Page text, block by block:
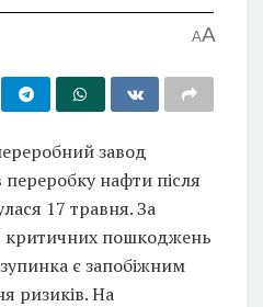
AA
завод
нафти після
17 травня. За
критичних пошкоджень
є запобіжним
ризиків. На